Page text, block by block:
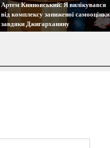
Артем Кияновський: Я вилікувався
від комплексу заниженої самооцінки
завдяки Джигарханяну